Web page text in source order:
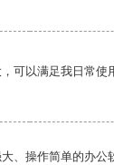
可以满足我日常使
、操作简单的办公